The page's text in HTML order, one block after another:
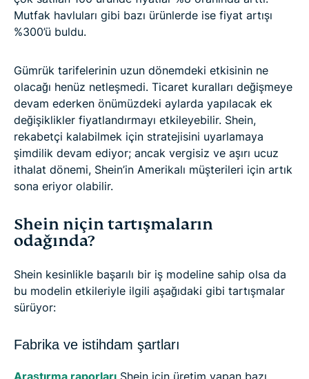
Mutfak havluları gibi bazı ürünlerde ise fiyat artışı
%300’ü buldu.
Gümrük tarifelerinin uzun dönemdeki etkisinin ne
olacağı henüz netleşmedi. Ticaret kuralları değişmeye
devam ederken önümüzdeki aylarda yapılacak ek
değişiklikler fiyatlandırmayı etkileyebilir. Shein,
rekabetçi kalabilmek için stratejisini uyarlamaya
şimdilik devam ediyor; ancak vergisiz ve aşırı ucuz
ithalat dönemi, Shein’in Amerikalı müşterileri için artık
sona eriyor olabilir.
Shein niçin tartışmaların
odağında?
Shein kesinlikle başarılı bir iş modeline sahip olsa da
bu modelin etkileriyle ilgili aşağıdaki gibi tartışmalar
sürüyor:
Fabrika ve istihdam şartları